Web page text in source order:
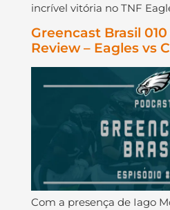
incrível vitória no TNF
Greencast Brasil
Review – Eagles vs
Com a presença de Iago